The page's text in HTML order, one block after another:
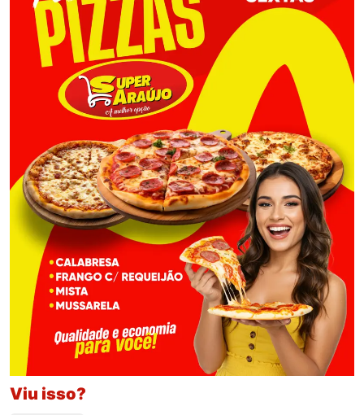
Viu isso?